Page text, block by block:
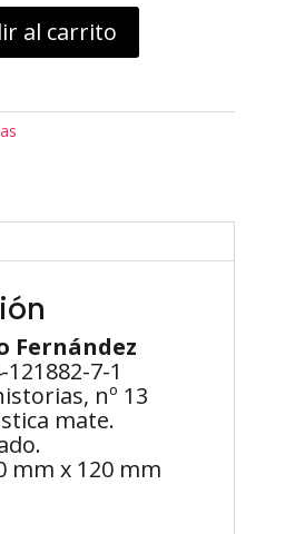
al carrito
Fernández
121882-7-1
nº 13
mate.
mm x 120 mm